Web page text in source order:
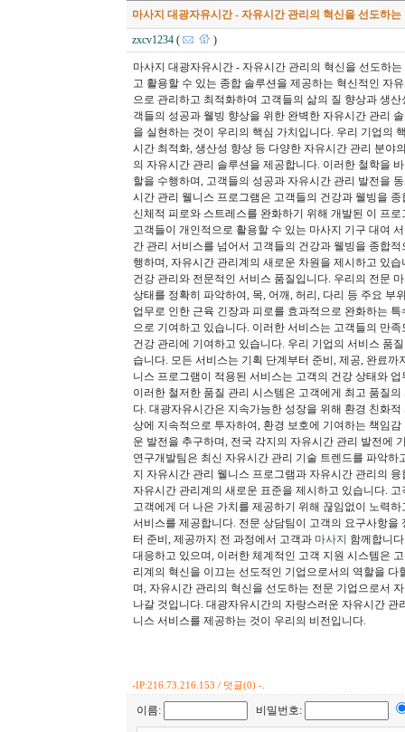
마사지 대광자유시간 - 자유시간 관리의 혁신을 선도하는
zxcv1234 ( )
마사지 대광자유시간 - 자유시간 관리의 혁신을 선도하
고 활용할 수 있는 종합 솔루션을 제공하는 혁신적인 자
으로 관리하고 최적화하여 고객들의 삶의 질 향상과 생
객들의 성공과 웰빙 향상을 위한 완벽한 자유시간 관리
을 실현하는 것이 우리의 핵심 가치입니다. 우리 기업의
시간 최적화, 생산성 향상 등 다양한 자유시간 관리 분야
의 자유시간 관리 솔루션을 제공합니다. 이러한 철학을
할을 수행하며, 고객들의 성공과 자유시간 관리 발전을
시간 관리 웰니스 프로그램은 고객들의 건강과 웰빙을
신체적 피로와 스트레스를 완화하기 위해 개발된 이 프
고객들이 개인적으로 활용할 수 있는 마사지 기구 대여
간 관리 서비스를 넘어서 고객들의 건강과 웰빙을 종합
행하며, 자유시간 관리계의 새로운 차원을 제시하고 있
건강 관리와 전문적인 서비스 품질입니다. 우리의 전문
상태를 정확히 파악하여, 목, 어깨, 허리, 다리 등 주요
업무로 인한 근육 긴장과 피로를 효과적으로 완화하는
으로 기여하고 있습니다. 이러한 서비스는 고객들의 만
건강 관리에 기여하고 있습니다. 우리 기업의 서비스 품
습니다. 모든 서비스는 기획 단계부터 준비, 제공, 완료
니스 프로그램이 적용된 서비스는 고객의 건강 상태와
이러한 철저한 품질 관리 시스템은 고객에게 최고 품질
다. 대광자유시간은 지속가능한 성장을 위해 환경 친화
상에 지속적으로 투자하여, 환경 보호에 기여하는 책임
운 발전을 추구하며, 전국 각지의 자유시간 관리 발전에
연구개발팀은 최신 자유시간 관리 기술 트렌드를 파악
지 자유시간 관리 웰니스 프로그램과 자유시간 관리의
자유시간 관리계의 새로운 표준을 제시하고 있습니다.
고객에게 더 나은 가치를 제공하기 위해 끊임없이 노력
서비스를 제공합니다. 전문 상담팀이 고객의 요구사항
터 준비, 제공까지 전 과정에서 고객과 마사지 함께합니
대응하고 있으며, 이러한 체계적인 고객 지원 시스템은
리계의 혁신을 이끄는 선도적인 기업으로서의 역할을
며, 자유시간 관리의 혁신을 선도하는 전문 기업으로서
나갈 것입니다. 대광자유시간의 자랑스러운 자유시간
니스 서비스를 제공하는 것이 우리의 비전입니다.
-IP:216.73.216.153 / 덧글(0) -.
이름: 비밀번호: